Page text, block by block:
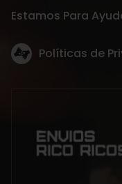
Estamos Para
Políticas de